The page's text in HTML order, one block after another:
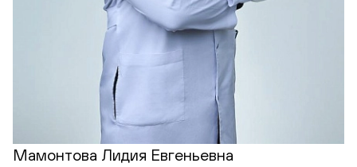
Мамонтова Лидия Евгеньевна